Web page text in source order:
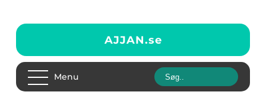
AJJAN.se
Menu